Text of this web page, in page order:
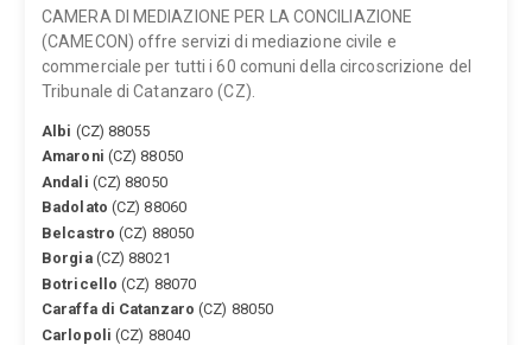
CAMERA DI MEDIAZIONE PER LA CONCILIAZIONE
(CAMECON) offre servizi di mediazione civile e
commerciale per tutti i 60 comuni della circoscrizione del
Tribunale di Catanzaro (CZ).
Albi (CZ) 88055
Amaroni (CZ) 88050
Andali (CZ) 88050
Badolato (CZ) 88060
Belcastro (CZ) 88050
Borgia(CZ) 88021
Botricello (CZ) 88070
Caraffa di Catanzaro (CZ) 88050
Carlopoli (CZ) 88040